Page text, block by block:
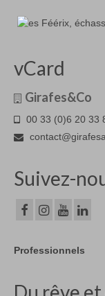
vCard
Girafes&Co
00 33 (0)6 20 33
Suivez-
Professionnels